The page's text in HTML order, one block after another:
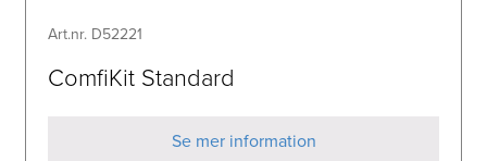
Art.nr. D52221
ComfiKit Standard
Se mer information